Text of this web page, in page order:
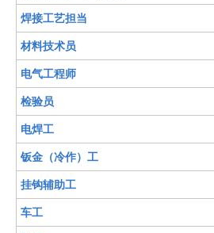
焊接工艺担当
材料技术员
电气工程师
检验员
电焊工
钣金（冷作）工
挂钩辅助工
车工